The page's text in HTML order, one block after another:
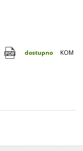
dostupno KOM